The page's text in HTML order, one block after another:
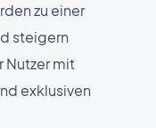
zu einer
steigern
Nutzer mit
exklusiven